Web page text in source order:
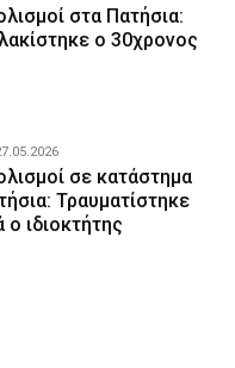
στα Πατήσια:
ο 30χρονος
σε κατάστημα
Τραυματίστηκε
ιδιοκτήτης